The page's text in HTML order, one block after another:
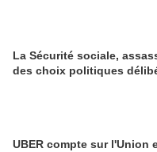
La Sécurité sociale,
des choix politiques
UBER compte sur l'Union